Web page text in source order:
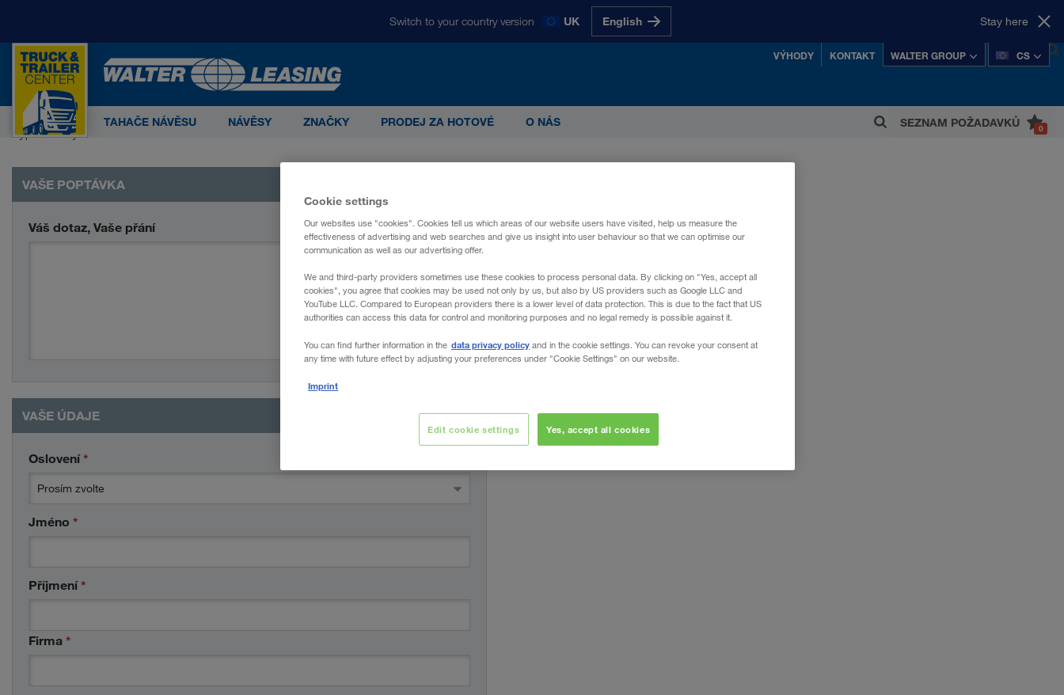
Switch to your country version UK English Stay here
LKW WALTER Internationale Transportorganisation AG
CONTAINEX Container-Handelsgesellschaft m.b.H.
WALTER BUSINESS-PARK GmbH
Deutsch INTERNATIONAL: Česky Deutsch English
VÝHODY KONTAKT WALTER GROUP CS
TAHAČE NÁVĚSU NÁVĚSY ZNAČKY PRODEJ ZA HOTOVÉ O NÁS SEZNAM POŽADAVKŮ 0
Poptávka
Máte dotazy nebo si přejete individuální nabídku?
Vyplňte celý formulář. Obratem se vám ohlásíme.
VAŠE POPTÁVKA
Váš dotaz, Vaše přání
VAŠE ÚDAJE * Povinná políčka
Oslovení*
Prosím zvolte
Jméno *
Příjmení*
Firma *
Cookie settings
Our websites use "cookies". Cookies tell us which areas of our website users have visited, help us measure the
effectiveness of advertising and web searches and give us insight into user behaviour so that we can optimise our
communication as well as our advertising offer.
We and third-party providers sometimes use these cookies to process personal data. By clicking on "Yes, accept all
cookies", you agree that cookies may be used not only by us, but also by US providers such as Google LLC and
YouTube LLC. Compared to European providers there is a lower level of data protection. This is due to the fact that US
authorities can access this data for control and monitoring purposes and no legal remedy is possible against it.
You can find further information in the data privacy policy and in the cookie settings. You can revoke your consent at
any time with future effect by adjusting your preferences under "Cookie Settings" on our website.
Imprint
Yes, accept all cookies
Edit cookie settings